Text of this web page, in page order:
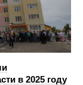
в 2025 году